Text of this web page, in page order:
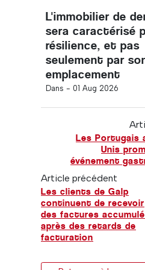
L'immobilier de
sera caractérisé
résilience, et pas
seulement par
emplacement
Dans - 01 Aug 2026
Les Portugais
Unis
événement
Article précédent
Les clients de Galp
continuent de recevoir
des factures
après des retards de
facturation